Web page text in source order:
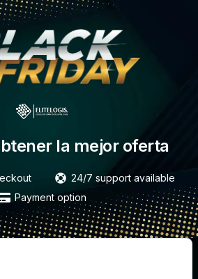
la mejor oferta
24/7 support available
Payment option